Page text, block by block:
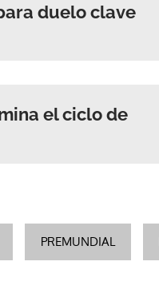
duelo clave
el ciclo de
PREMUNDIAL